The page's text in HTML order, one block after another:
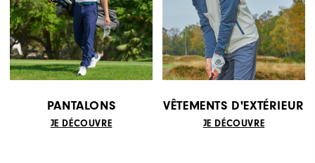
PANTALONS
JE DÉCOUVRE
VÊTEMENTS D'EXTÉRIEUR
JE DÉCOUVRE